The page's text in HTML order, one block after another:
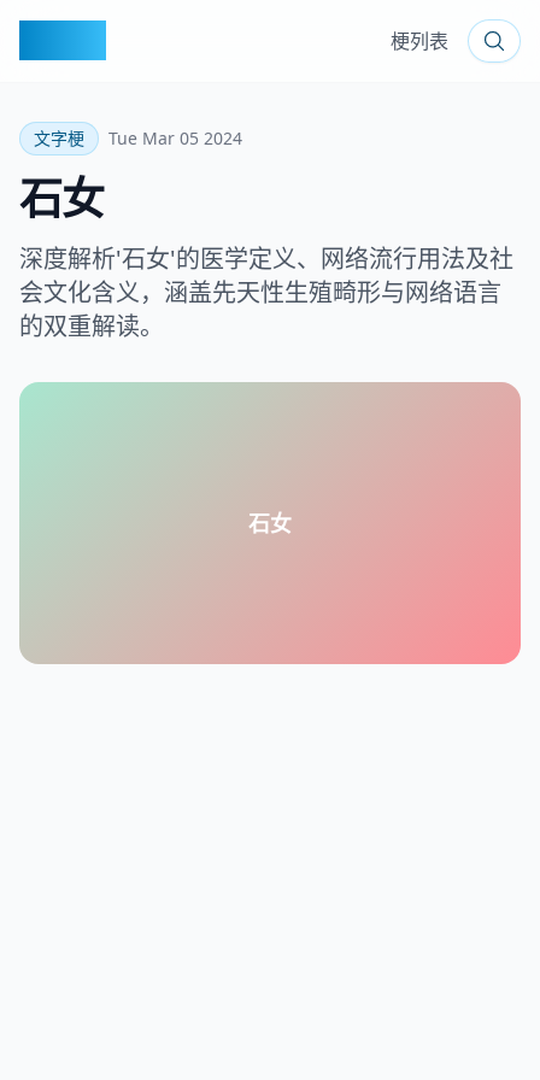
梗列表
文字梗 Tue Mar 05 2024
石女
深度解析'石女'的医学定义、网络流行用法及社
会文化含义，涵盖先天性生殖畸形与网络语言
的双重解读。
石女